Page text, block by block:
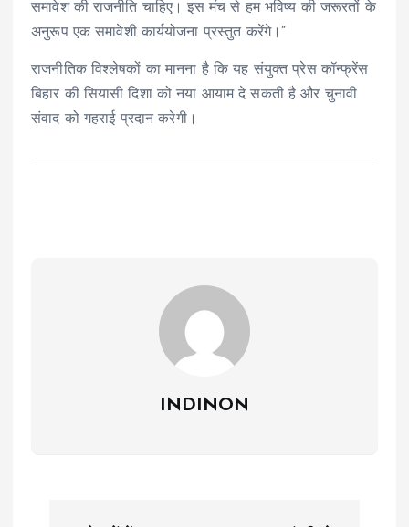
समावेश की राजनीति चाहिए। इस मंच से हम भविष्य की जरूरतों के
अनुरूप एक समावेशी कार्ययोजना प्रस्तुत करेंगे।”
राजनीतिक विश्लेषकों का मानना है कि यह संयुक्त प्रेस कॉन्फ्रेंस
बिहार की सियासी दिशा को नया आयाम दे सकती है और चुनावी
संवाद को गहराई प्रदान करेगी।
INDINON